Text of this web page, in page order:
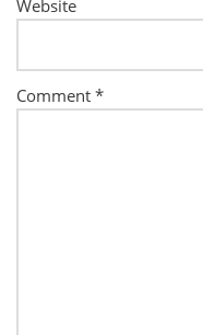
Website
Comment *